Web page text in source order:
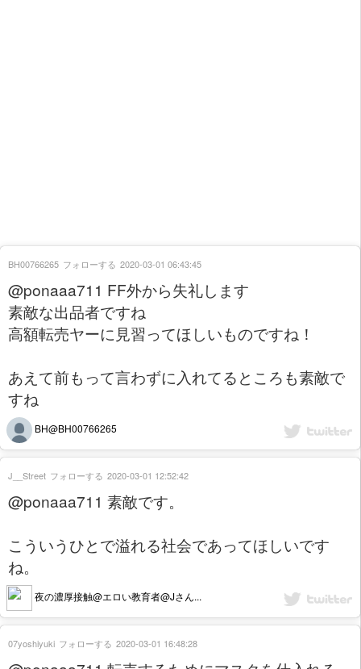
@ponaaa711 FF外から失礼します
素敵な出品者ですね
高額転売ヤーに見習ってほしいものですね！
あえて前もって言わずに入れてるところも素敵で
すね
BH@BH00766265
BH00766265 フォローする 2020-03-01 06:43:45
@ponaaa711 素敵です。
こういうひとで溢れる社会であってほしいです
ね。
夜の濃厚接触@エロい教育者@Jさん...
J__Street フォローする 2020-03-01 12:52:42
07yoshiyuki フォローする 2020-03-01 16:48:28